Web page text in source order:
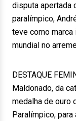
disputa apertada
paralímpico,
teve como
mundial no
DESTAQUE
Maldonado, da
medalha de ouro
Paralímpico,